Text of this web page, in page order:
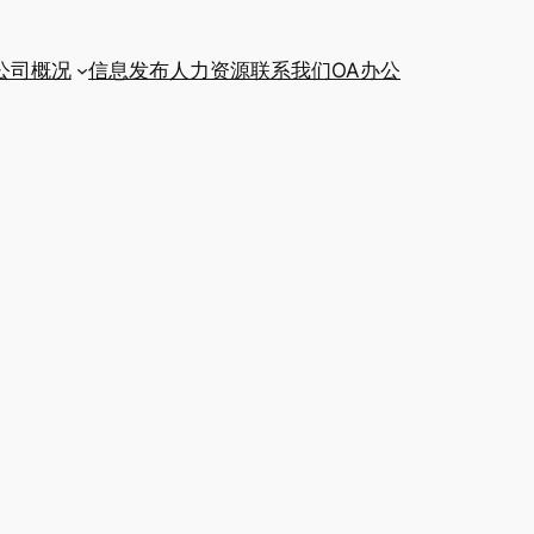
司概况 信息发布人力资源联系我们OA办公